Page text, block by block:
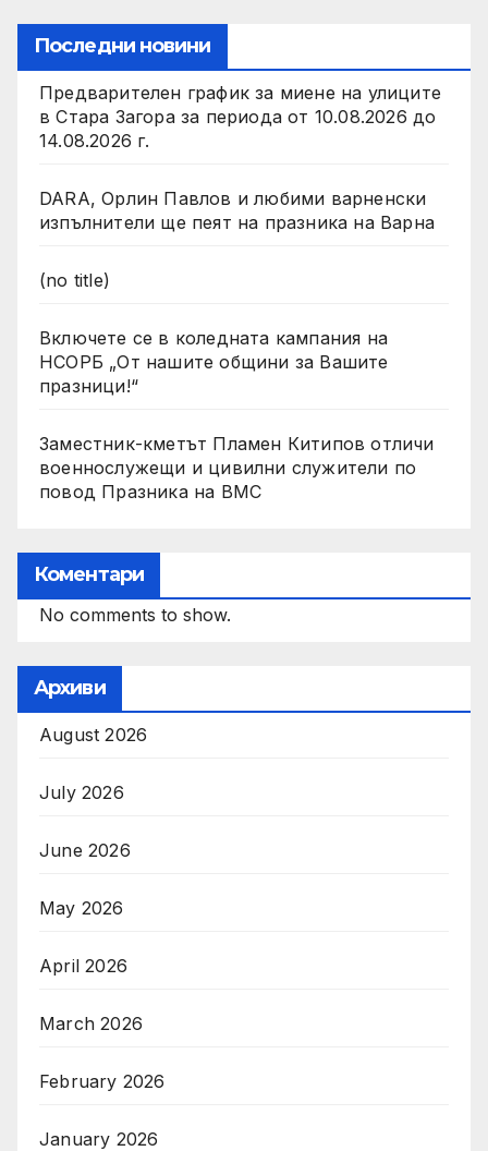
Последни новини
Предварителен график за миене на улиците
в Стара Загора за периода от 10.08.2026 до
14.08.2026 г.
DARA, Орлин Павлов и любими варненски
изпълнители ще пеят на празника на Варна
(no title)
Включете се в коледната кампания на
НСОРБ „От нашите общини за Вашите
празници!“
Заместник-кметът Пламен Китипов отличи
военнослужещи и цивилни служители по
повод Празника на ВМС
Коментари
No comments to show.
Архиви
August 2026
July 2026
June 2026
May 2026
April 2026
March 2026
February 2026
January 2026